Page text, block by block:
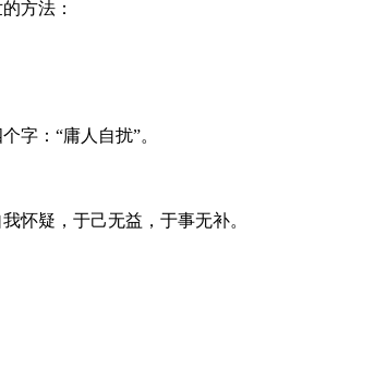
方法：
字：“庸人自扰”。
怀疑，于己无益，于事无补。